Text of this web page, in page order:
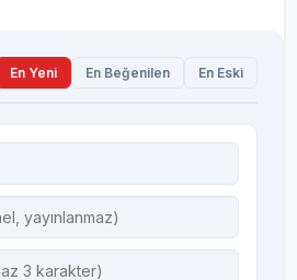
En Yeni En Beğenilen En Eski